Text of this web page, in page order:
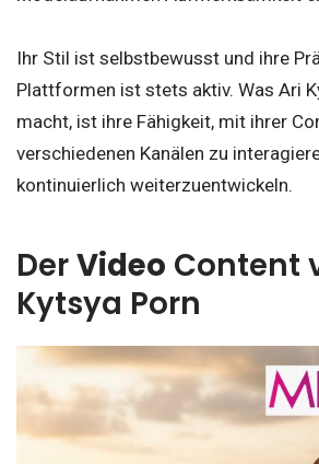
Ihr Stil ist selbstbewusst und ihre
Plattformen ist stets aktiv. Was Ari
macht, ist ihre Fähigkeit, mit ihrer
verschiedenen Kanälen zu
kontinuierlich weiterzuentwickeln.
DerVideo Content
Kytsya Porn